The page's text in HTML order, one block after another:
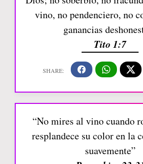
vino, no pendenciero, no
ganancias
Tito 1:7
“No mires al vino cuando
resplandece su color en la
suavemente”